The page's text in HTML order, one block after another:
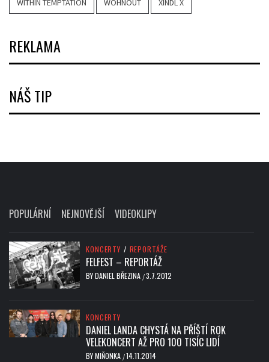
REKLAMA
NÁŠ TIP
POPULÁRNÍ NEJNOVĚJŠÍ VIDEOKLIPY
KONCERTY / REPORTÁŽE
FELFEST – REPORTÁŽ
BYDANIEL BŘEZINA /3.7.2012
KONCERTY
DANIEL LANDA CHYSTÁ NA PŘÍŠTÍ ROK
VELEKONCERT AŽ PRO 100 TISÍC LIDÍ
BYMIŇONKA /14.11.2014